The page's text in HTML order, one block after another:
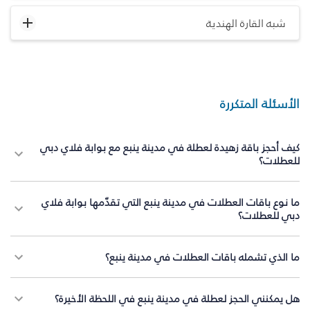
شبه القارة الهندية
الأسئلة المتكررة
كيف أحجز باقة زهيدة لعطلة في مدينة ينبع مع بوابة فلاي دبي
للعطلات؟
ما نوع باقات العطلات في مدينة ينبع التي تقدّمها بوابة فلاي
دبي للعطلات؟
ما الذي تشمله باقات العطلات في مدينة ينبع؟
هل يمكنني الحجز لعطلة في مدينة ينبع في اللحظة الأخيرة؟